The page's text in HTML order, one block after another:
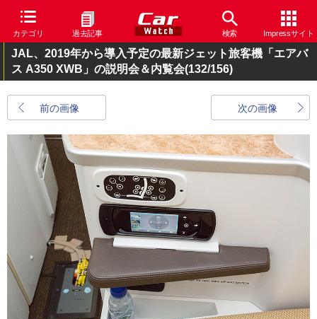
カテゴリ 過去記事 検索 Impressサイト
JAL、2019年から導入予定の最新ジェット旅客機「エアバ
ス A350 XWB」の説明会＆内覧会(132/156)
前の画像 次の画像